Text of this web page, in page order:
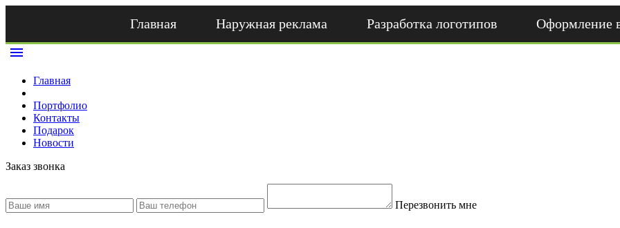
Главная Наружная реклама Разработка логотипов Оформление
menu
Главная
Портфолио
Контакты
Подарок
Новости
Заказ звонка
Перезвонить мне